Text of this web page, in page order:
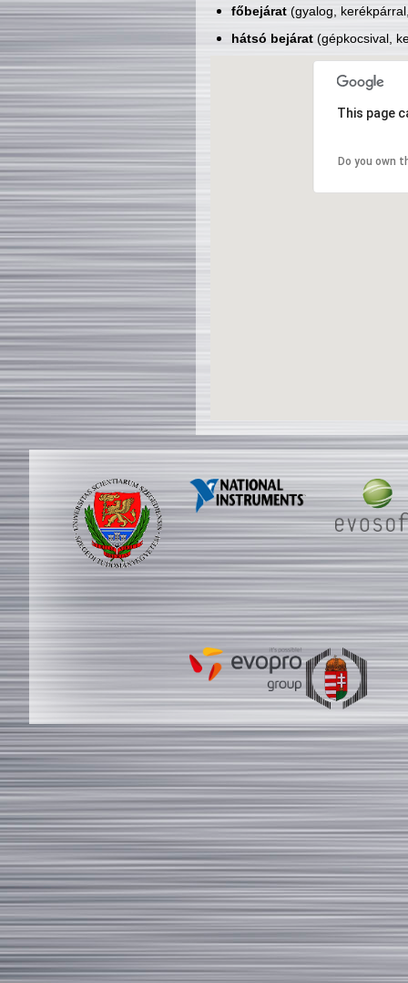
főbejárat(gyalog,
hátsó bejárat(gépkocsival,
This page
Do you own